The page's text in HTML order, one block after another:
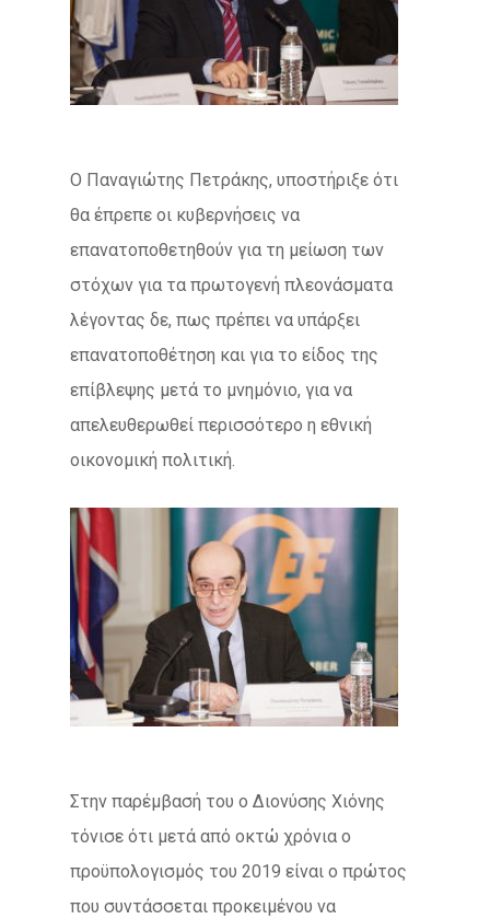
Ο Παναγιώτης Πετράκης, υποστήριξε ότι
θα έπρεπε οι κυβερνήσεις να
επανατοποθετηθούν για τη μείωση των
στόχων για τα πρωτογενή πλεονάσματα
λέγοντας δε, πως πρέπει να υπάρξει
επανατοποθέτηση και για το είδος της
επίβλεψης μετά το μνημόνιο, για να
απελευθερωθεί περισσότερο η εθνική
οικονομική πολιτική.
Στην παρέμβασή του ο Διονύσης Χιόνης
τόνισε ότι μετά από οκτώ χρόνια ο
προϋπολογισμός του 2019 είναι ο πρώτος
που συντάσσεται προκειμένου να